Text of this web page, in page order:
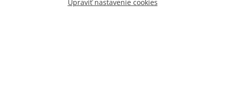
Upraviť nastavenie cookies